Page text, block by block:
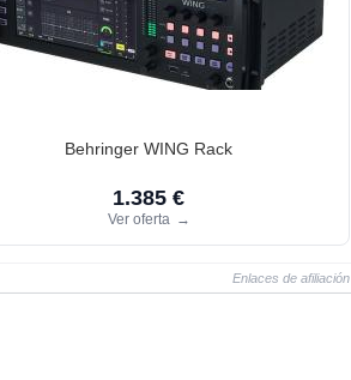
Behringer WING Rack
1.385 €
Ver oferta →
Enlaces de afiliación